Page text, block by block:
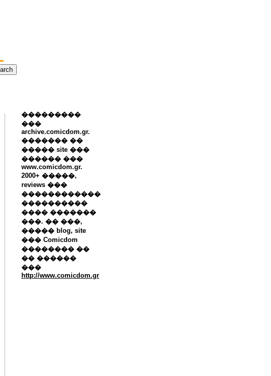
���������
���
archive.comicdom.gr.
������� ��
����� site ���
������ ���
www.comicdom.gr.
2000+ �����,
reviews ���
������������
����������
���� �������
���. �� ���,
����� blog, site
��� Comicdom
�������� ��
�� ������
���
http://www.comicdom.gr